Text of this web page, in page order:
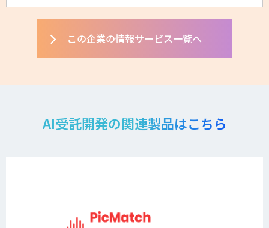
この企業の情報サービス一覧へ
AI受託開発の関連製品はこちら